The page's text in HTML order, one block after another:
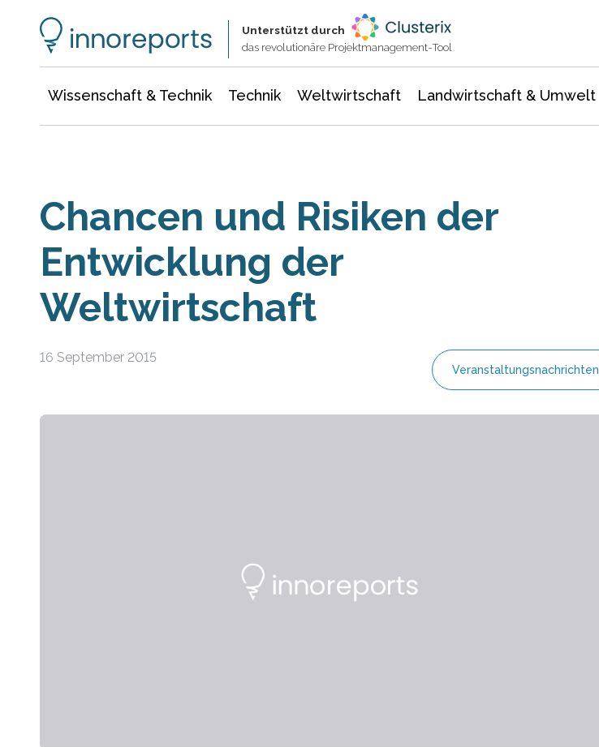
Unterstützt durch
das revolutionäre Projektmanagement-Tool
Wissenschaft & Technik Technik Weltwirtschaft Landwirtschaft & Umwelt
Chancen und Risiken der
Entwicklung der
Weltwirtschaft
16 September 2015
Veranstaltungsnachrichten